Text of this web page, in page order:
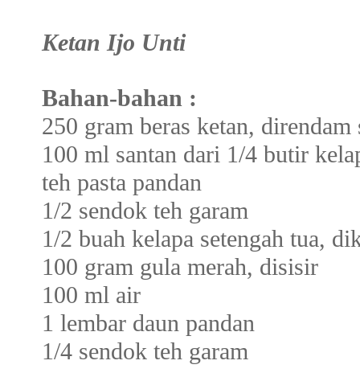
Ketan Ijo Unti
Bahan-bahan :
250 gram beras ketan,
100 ml santan dari 1/4 butir
teh pasta pandan
1/2 sendok teh garam
1/2 buah kelapa setengah tua,
100 gram gula merah, disisir
100 ml air
1 lembar daun pandan
1/4 sendok teh garam